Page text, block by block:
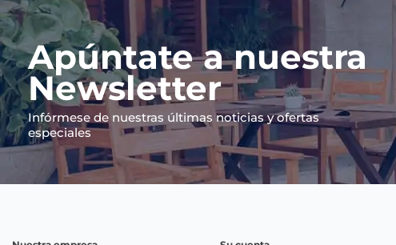
Apúntate a nuestra
Newsletter
Infórmese de nuestras últimas noticias y ofertas
especiales